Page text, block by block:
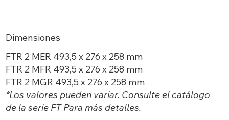
Dimensiones
FTR 2 MER 493,5 x 276 x 258 mm
FTR 2 MFR 493,5 x 276 x 258 mm
FTR 2 MGR 493,5 x 276 x 258 mm
*Los valores pueden variar. Consulte el catálogo
de la serie FT Para más detalles.